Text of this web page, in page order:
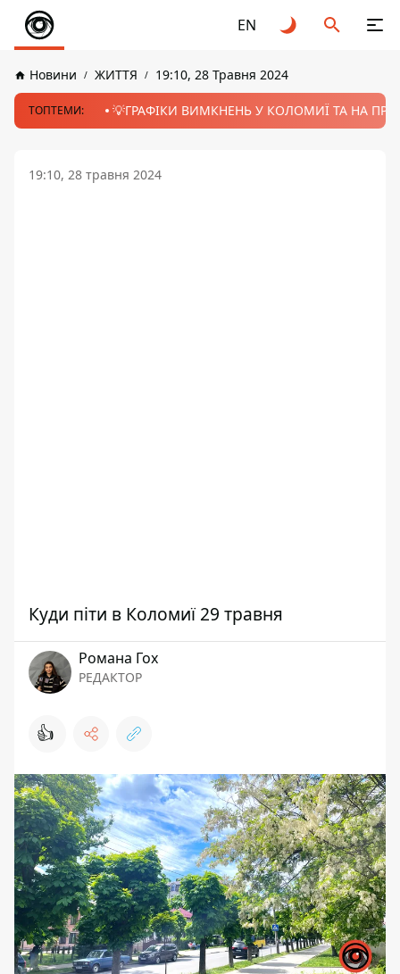
EN
Новини ЖИТТЯ 19:10, 28 Травня 2024
ТОПТЕМИ: 💡ГРАФІКИ ВИМКНЕНЬ У КОЛОМИЇ ТА НА
19:10, 28 травня 2024
Куди піти в Коломиї 29 травня
Романа Гох
РЕДАКТОР
👍